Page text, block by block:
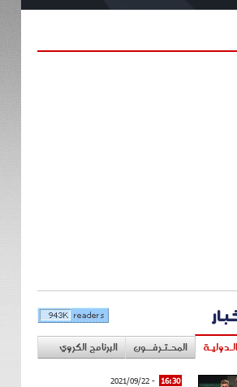
المحـتـرفــون البرنامج الكروي
16:30
- 2021/09/22